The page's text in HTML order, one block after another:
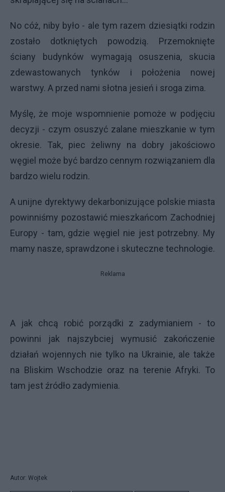
No cóż, niby było - ale tym razem dziesiątki rodzin
zostało dotkniętych powodzią. Przemoknięte
ściany budynków wymagają osuszenia, skucia
zdewastowanych tynków i położenia nowej
warstwy. A przed nami słotna jesień i sroga zima.
Myślę, że moje wspomnienie pomoże w podjęciu
decyzji - czym osuszyć zalane mieszkanie w tym
okresie. Tak, piec żeliwny na dobry jakościowo
węgiel może być bardzo cennym rozwiązaniem dla
bardzo wielu rodzin.
A unijne dyrektywy dekarbonizujące polskie miasta
powinniśmy pozostawić mieszkańcom Zachodniej
Europy - tam, gdzie węgiel nie jest potrzebny. My
mamy nasze, sprawdzone i skuteczne technologie.
Reklama
A jak chcą robić porządki z zadymianiem - to
powinni jak najszybciej wymusić zakończenie
działań wojennych nie tylko na Ukrainie, ale także
na Bliskim Wschodzie oraz na terenie Afryki. To
tam jest źródło zadymienia.
Autor: Wojtek